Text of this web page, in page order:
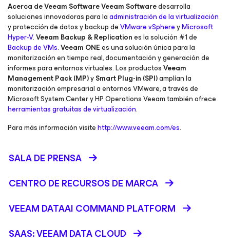
Acerca de Veeam SoftwareVeeam Softwaredesarrolla
soluciones innovadoras para laadministración de la virtualización
y protección de datos y backup deVMware vSphereyMicrosoft
Hyper-V.Veeam Backup & Replicationes la solución #1 de
Backup de VMs.Veeam ONEes una solución única para la
monitorización en tiempo real, documentación y generación de
informes para entornos virtuales. Los productosVeeam
Management Pack (MP)ySmart Plug-in (SPI)amplían la
monitorización empresarial a entornos VMware, a través de
Microsoft System Center y HP Operations Veeam también ofrece
herramientas gratuitas de virtualización.
Para más información visitehttp://www.veeam.com/es.
SALA DE PRENSA
CENTRO DE RECURSOS DE MARCA
VEEAM DATAAI COMMAND PLATFORM
SAAS: VEEAM DATA CLOUD